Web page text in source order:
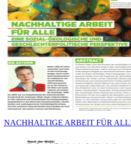
NACHHALTIGE ARBEIT FÜR